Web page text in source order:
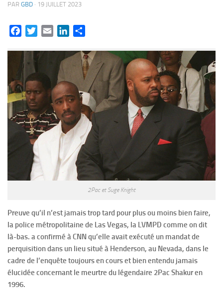
PAR GBD · 19 JUILLET 2023
FacebookTwitterEmail LinkedIn
2Pac et Suge Knight
Preuve qu’il n’est jamais trop tard pour plus ou moins bien faire,
la police métropolitaine de Las Vegas, la LVMPD comme on dit
là-bas. a confirmé à CNN qu’elle avait exécuté un mandat de
perquisition dans un lieu situé à Henderson, au Nevada, dans le
cadre de l’enquête toujours en cours et bien entendu jamais
élucidée concernant le meurtre du légendaire 2Pac Shakur en
1996.